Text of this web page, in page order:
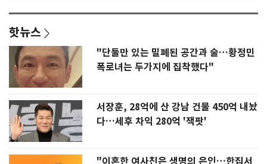
핫뉴스
"단둘만 있는 밀폐된 공간과 술…황정민
폭로녀는 두가지에 집착했다"
서장훈, 28억에 산 강남 건물 450억 내놨
다…세후 차익 280억 '잭팟'
"이혼한 여사친은 생명의 은인…한집서